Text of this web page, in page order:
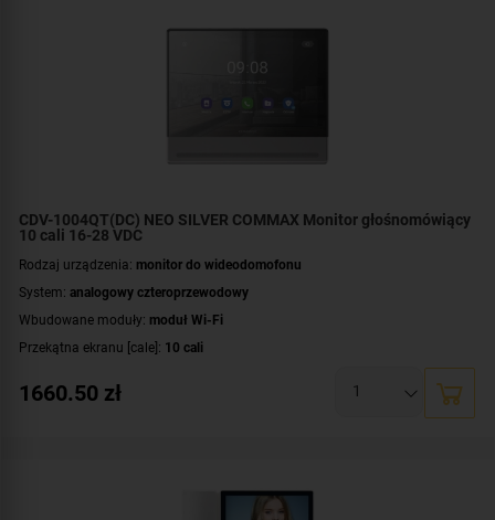
CDV-1004QT(DC) NEO SILVER COMMAX Monitor głośnomówiący
10 cali 16-28 VDC
Rodzaj urządzenia: monitor do wideodomofonu
System: analogowy czteroprzewodowy
Wbudowane moduły: moduł Wi-Fi
Przekątna ekranu [cale]: 10 cali
Rodzaj monitora:
1660.50 zł